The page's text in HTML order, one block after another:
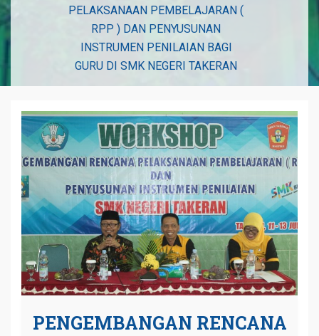
PELAKSANAAN PEMBELAJARAN (
RPP ) DAN PENYUSUNAN
INSTRUMEN PENILAIAN BAGI
GURU DI SMK NEGERI TAKERAN
PENGEMBANGAN RENCANA